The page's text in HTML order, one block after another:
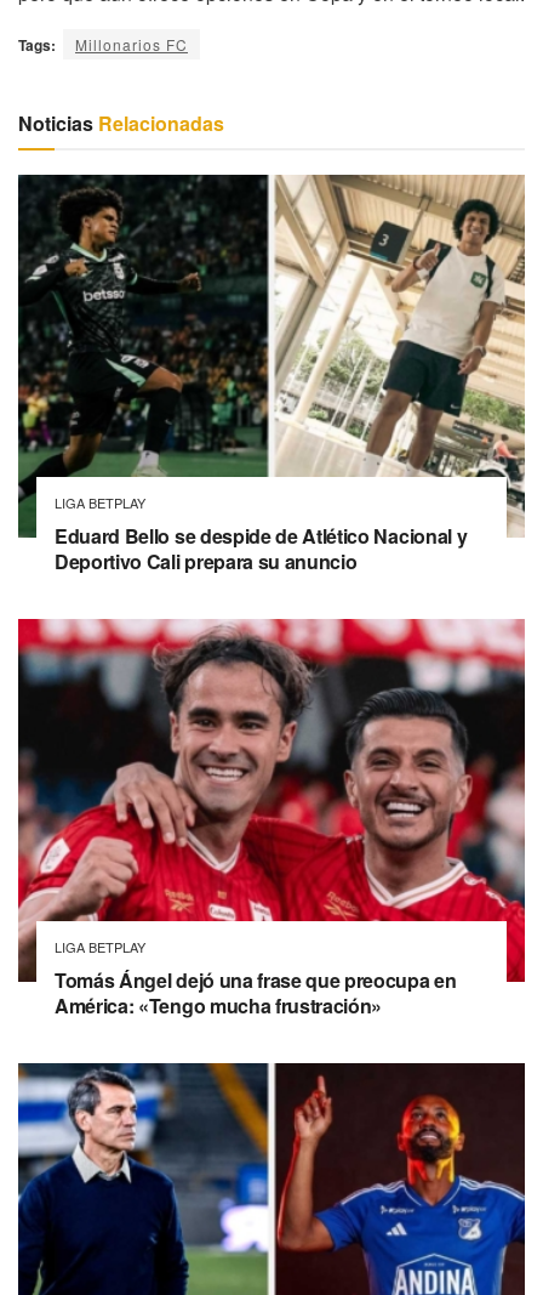
Tags: Millonarios FC
Noticias Relacionadas
LIGA BETPLAY
Eduard Bello se despide de Atlético Nacional y
Deportivo Cali prepara su anuncio
LIGA BETPLAY
Tomás Ángel dejó una frase que preocupa en
América: «Tengo mucha frustración»